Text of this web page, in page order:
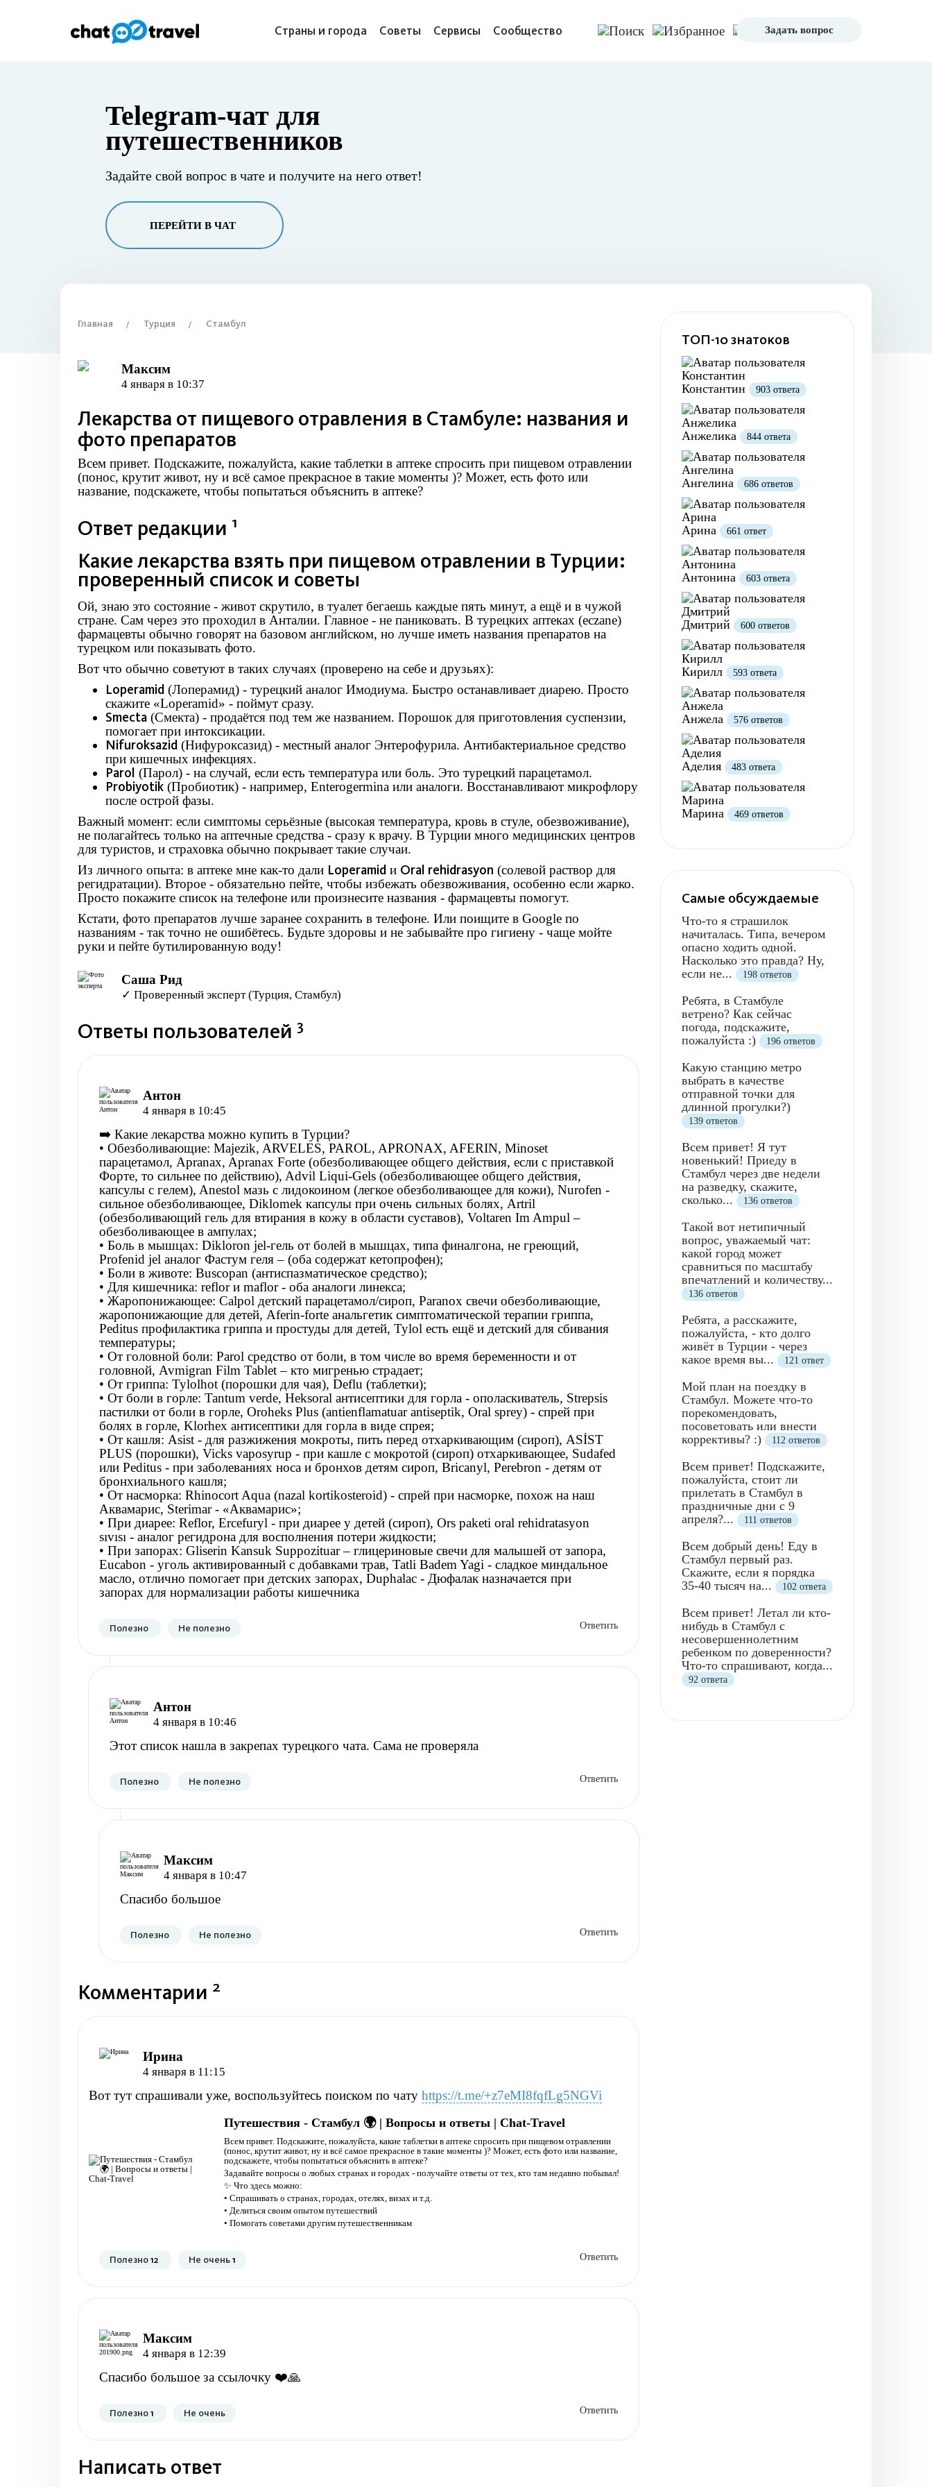
Страны и города Советы Сервисы Сообщество Задать вопрос
Telegram-чат для
путешественников
Задайте свой вопрос в чате и получите на него ответ!
ПЕРЕЙТИ В ЧАТ
Главная Турция Стамбул
Максим
4 января в 10:37
Лекарства от пищевого отравления в Стамбуле: названия и
фото препаратов
Всем привет. Подскажите, пожалуйста, какие таблетки в аптеке спросить при пищевом отравлении
(понос, крутит живот, ну и всё самое прекрасное в такие моменты )? Может, есть фото или
название, подскажете, чтобы попытаться объяснить в аптеке?
Ответ редакции 1
Какие лекарства взять при пищевом отравлении в Турции:
проверенный список и советы
Ой, знаю это состояние - живот скрутило, в туалет бегаешь каждые пять минут, а ещё и в чужой
стране. Сам через это проходил в Анталии. Главное - не паниковать. В турецких аптеках (eczane)
фармацевты обычно говорят на базовом английском, но лучше иметь названия препаратов на
турецком или показывать фото.
Вот что обычно советуют в таких случаях (проверено на себе и друзьях):
Loperamid (Лоперамид) - турецкий аналог Имодиума. Быстро останавливает диарею. Просто
скажите «Loperamid» - поймут сразу.
Smecta (Смекта) - продаётся под тем же названием. Порошок для приготовления суспензии,
помогает при интоксикации.
Nifuroksazid (Нифуроксазид) - местный аналог Энтерофурила. Антибактериальное средство
при кишечных инфекциях.
Parol (Парол) - на случай, если есть температура или боль. Это турецкий парацетамол.
Probiyotik (Пробиотик) - например, Enterogermina или аналоги. Восстанавливают микрофлору
после острой фазы.
Важный момент: если симптомы серьёзные (высокая температура, кровь в стуле, обезвоживание),
не полагайтесь только на аптечные средства - сразу к врачу. В Турции много медицинских центров
для туристов, и страховка обычно покрывает такие случаи.
Из личного опыта: в аптеке мне как-то дали Loperamid и Oral rehidrasyon (солевой раствор для
регидратации). Второе - обязательно пейте, чтобы избежать обезвоживания, особенно если жарко.
Просто покажите список на телефоне или произнесите названия - фармацевты помогут.
Кстати, фото препаратов лучше заранее сохранить в телефоне. Или поищите в Google по
названиям - так точно не ошибётесь. Будьте здоровы и не забывайте про гигиену - чаще мойте
руки и пейте бутилированную воду!
Саша Рид
✓ Проверенный эксперт (Турция, Стамбул)
Ответы пользователей 3
Антон
4 января в 10:45
➡️ Какие лекарства можно купить в Турции?
• Обезболивающие: Majezik, ARVELES, PAROL, APRONAX, AFERIN, Minoset
парацетамол, Apranax, Apranax Forte (обезболивающее общего действия, если с приставкой
Форте, то сильнее по действию), Advil Liqui-Gels (обезболивающее общего действия,
капсулы с гелем), Anestol мазь с лидокоином (легкое обезболивающее для кожи), Nurofen -
сильное обезболивающее, Diklomek капсулы при очень сильных болях, Artril
(обезболивающий гель для втирания в кожу в области суставов), Voltaren Im Ampul –
обезболивающее в ампулах;
• Боль в мышцах: Dikloron jel-гель от болей в мышцах, типа финалгона, не греющий,
Profenid jel аналог Фастум геля – (оба содержат кетопрофен);
• Боли в животе: Buscopan (антиспазматическое средство);
• Для кишечника: reflor и maflor - оба аналоги линекса;
• Жаропонижающее: Calpol детский парацетамол/сироп, Paranox свечи обезболивающие,
жаропонижающие для детей, Aferin-forte анальгетик симптоматической терапии гриппа,
Peditus профилактика гриппа и простуды для детей, Tylol есть ещё и детский для сбивания
температуры;
• От головной боли: Parol средство от боли, в том числе во время беременности и от
головной, Avmigran Film Tablet – кто мигренью страдает;
• От гриппа: Tylolhot (порошки для чая), Deflu (таблетки);
• От боли в горле: Tantum verde, Heksoral антисептики для горла - ополаскиватель, Strepsis
пастилки от боли в горле, Oroheks Plus (antienflamatuar antiseptik, Oral sprey) - спрей при
болях в горле, Klorhex антисептики для горла в виде спрея;
• От кашля: Asist - для разжижения мокроты, пить перед отхаркивающим (сироп), ASİST
PLUS (порошки), Vicks vaposyrup - при кашле с мокротой (сироп) отхаркивающее, Sudafed
или Peditus - при заболеваниях носа и бронхов детям сироп, Bricanyl, Perebron - детям от
бронхиального кашля;
• От насморка: Rhinocort Aqua (nazal kortikosteroid) - спрей при насморке, похож на наш
Аквамарис, Sterimar - «Аквамарис»;
• При диарее: Reflor, Ercefuryl - при диарее у детей (сироп), Ors paketi oral rehidratasyon
sıvısı - аналог регидрона для восполнения потери жидкости;
• При запорах: Gliserin Kansuk Suppozituar – глицериновые свечи для малышей от запора,
Eucabon - уголь активированный с добавками трав, Tatli Badem Yagi - сладкое миндальное
масло, отлично помогает при детских запорах, Duphalac - Дюфалак назначается при
запорах для нормализации работы кишечника
Полезно Не полезно Ответить
Антон
4 января в 10:46
Этот список нашла в закрепах турецкого чата. Сама не проверяла
Полезно Не полезно Ответить
Максим
4 января в 10:47
Спасибо большое
Полезно Не полезно Ответить
Комментарии 2
Ирина
4 января в 11:15
Вот тут спрашивали уже, воспользуйтесь поиском по чату https://t.me/+z7eMI8fqfLg5NGVi
Путешествия - Стамбул 🌍 | Вопросы и ответы | Chat-Travel
Всем привет. Подскажите, пожалуйста, какие таблетки в аптеке спросить при пищевом отравлении
(понос, крутит живот, ну и всё самое прекрасное в такие моменты )? Может, есть фото или название,
подскажете, чтобы попытаться объяснить в аптеке?
Задавайте вопросы о любых странах и городах - получайте ответы от тех, кто там недавно побывал!
✨ Что здесь можно:
• Спрашивать о странах, городах, отелях, визах и т.д.
• Делиться своим опытом путешествий
• Помогать советами другим путешественникам
Полезно12 Не очень1 Ответить
Максим
4 января в 12:39
Спасибо большое за ссылочку ❤️🙏
Полезно1 Не очень Ответить
Написать ответ
ТОП-10 знатоков
Константин 903 ответа
Анжелика 844 ответа
Ангелина 686 ответов
Арина 661 ответ
Антонина 603 ответа
Дмитрий 600 ответов
Кирилл 593 ответа
Анжела 576 ответов
Аделия 483 ответа
Марина 469 ответов
Самые обсуждаемые
Что-то я страшилок
начиталась. Типа, вечером
опасно ходить одной.
Насколько это правда? Ну,
если не...
198 ответов
Ребята, в Стамбуле
ветрено? Как сейчас
погода, подскажите,
пожалуйста :)
196 ответов
Какую станцию метро
выбрать в качестве
отправной точки для
длинной прогулки?)
139 ответов
Всем привет! Я тут
новенький! Приеду в
Стамбул через две недели
на разведку, скажите,
сколько...
136 ответов
Такой вот нетипичный
вопрос, уважаемый чат:
какой город может
сравниться по масштабу
впечатлений и количеству...
136 ответов
Ребята, а расскажите,
пожалуйста, - кто долго
живёт в Турции - через
какое время вы...
121 ответ
Мой план на поездку в
Стамбул. Можете что-то
порекомендовать,
посоветовать или внести
коррективы? :)
112 ответов
Всем привет! Подскажите,
пожалуйста, стоит ли
прилетать в Стамбул в
праздничные дни с 9
апреля?...
111 ответов
Всем добрый день! Еду в
Стамбул первый раз.
Скажите, если я порядка
35-40 тысяч на...
102 ответа
Всем привет! Летал ли кто-
нибудь в Стамбул с
несовершеннолетним
ребенком по доверенности?
Что-то спрашивают, когда...
92 ответа